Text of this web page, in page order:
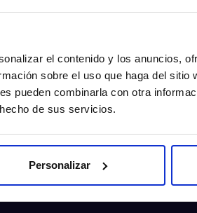
el contenido y los anuncios,
sobre el uso que haga del sitio
pueden combinarla con otra
de sus servicios.
Personalizar